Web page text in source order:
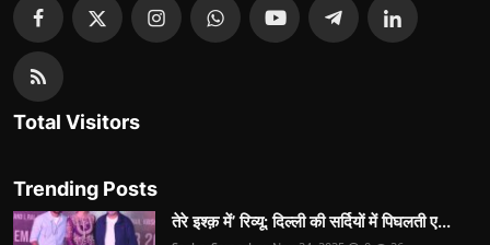
Total Visitors
Trending Posts
तेरे इश्क़ में’ रिव्यू: दिल्ली की सर्दियों में पिघलती ए...